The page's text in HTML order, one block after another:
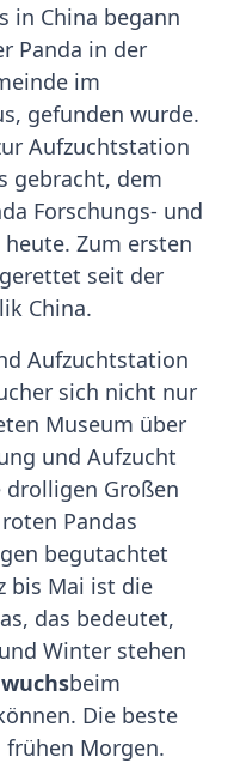
in China begann
Panda in der
im
gefunden wurde.
Aufzuchtstation
gebracht, dem
Forschungs- und
Zum ersten
seit der
China.
Aufzuchtstation
sich nicht nur
Museum über
und Aufzucht
drolligen Großen
Pandas
begutachtet
bis Mai ist die
das bedeutet,
Winter stehen
beim
Die beste
Morgen.